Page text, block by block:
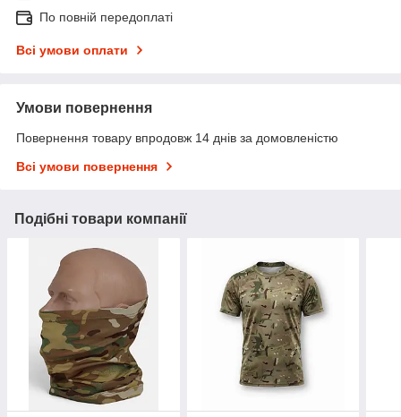
По повній передоплаті
Всі умови оплати
Умови повернення
Повернення товару впродовж 14 днів за домовленістю
Всі умови повернення
Подібні товари компанії